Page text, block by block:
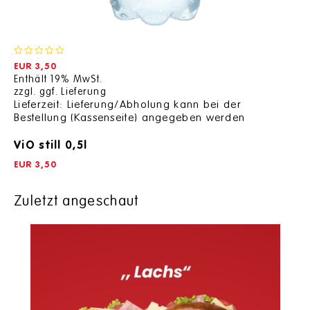
0
out
5
EUR 3,50
Enthält 19% MwSt.
zzgl. ggf. Lieferung
Lieferzeit: Lieferung/Abholung kann bei der
Bestellung (Kassenseite) angegeben werden
ViO still 0,5l
EUR 3,50
Zuletzt angeschaut